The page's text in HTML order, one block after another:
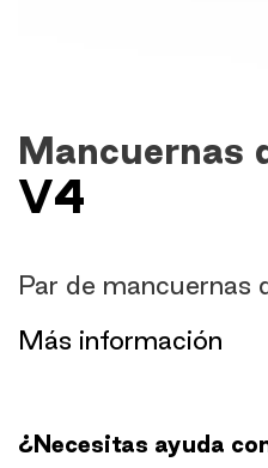
Mancuernas
V4
Par de mancuernas
​Más información
¿Necesitas ayuda